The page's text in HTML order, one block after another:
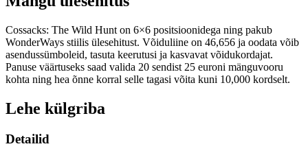
Cossacks: The Wild Hunt on 6×6 positsioonidega ning pakub
WonderWays stiilis ülesehitust. Võiduliine on 46,656 ja oodata võib
asendussümboleid, tasuta keerutusi ja kasvavat võidukordajat.
Panuse väärtuseks saad valida 20 sendist 25 euroni mänguvooru
kohta ning hea õnne korral selle tagasi võita kuni 10,000 kordselt.
Lehe külgriba
Detailid